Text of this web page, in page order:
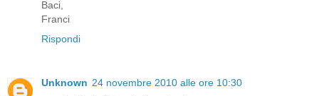
Baci,
Franci
Rispondi
Unknown 24 novembre 2010 alle ore 10:30